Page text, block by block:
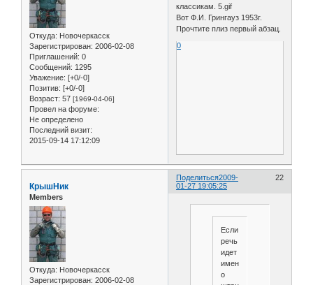
Откуда: Новочеркасск
Зарегистрирован: 2006-02-08
Приглашений: 0
Сообщений: 1295
Уважение: [+0/-0]
Позитив: [+0/-0]
Возраст: 57 [1969-04-06]
Провел на форуме:
Не определено
Последний визит:
2015-09-14 17:12:09
классикам. 5.gif
Вот Ф.И. Грингауз 1953г.
Прочтите плиз первый абзац.
0
Поделиться 22
2009-
01-27 19:05:25
КрышНик
Members
Откуда: Новочеркасск
Зарегистрирован: 2006-02-08
Если
речь
идет
именно
о